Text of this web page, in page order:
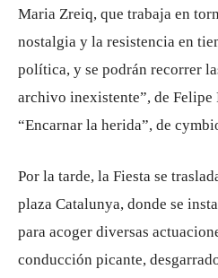
Maria Zreiq, que trabaja en
nostalgia y la resistencia en
política, y se podrán recorrer
archivo inexistente”, de
“Encarnar la herida”, de
Por la tarde, la Fiesta se
plaza Catalunya, donde se
para acoger diversas
conducción picante,